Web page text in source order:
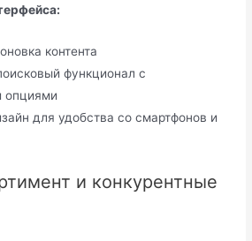
контента
функционал с
опциями
для удобства со смартфонов и
и конкурентные